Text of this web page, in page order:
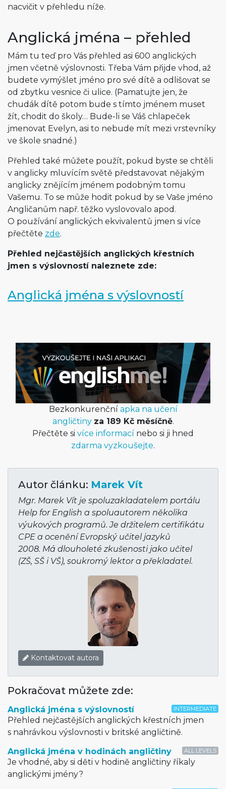
nacvičit v přehledu níže.
Anglická jména – přehled
Mám tu teď pro Vás přehled asi 600 anglických
jmen včetně výslovnosti. Třeba Vám přijde vhod, až
budete vymýšlet jméno pro své dítě a odlišovat se
od zbytku vesnice či ulice. (Pamatujte jen, že
chudák dítě potom bude s tímto jménem muset
žít, chodit do školy… Bude-li se Váš chlapeček
jmenovat Evelyn, asi to nebude mít mezi vrstevníky
ve škole snadné.)
Přehled také můžete použít, pokud byste se chtěli
v anglicky mluvícím světě představovat nějakým
anglicky znějícím jménem podobným tomu
Vašemu. To se může hodit pokud by se Vaše jméno
Angličanům např. těžko vyslovovalo apod.
O používání anglických ekvivalentů jmen si více
přečtěte zde.
Přehled nejčastějších anglických křestních
jmen s výslovností naleznete zde:
Anglická jména s výslovností
Bezkonkurenční apka na učení
angličtiny za 189 Kč měsíčně.
Přečtěte si více informací nebo si ji hned
zdarma vyzkoušejte.
Autor článku: Marek Vít
Mgr. Marek Vít je spoluzakladatelem portálu
Help for English a spoluautorem několika
výukových programů. Je držitelem certifikátu
CPE a ocenění Evropský učitel jazyků
2008. Má dlouholeté zkušenosti jako učitel
(ZŠ, SŠ i VŠ), soukromý lektor a překladatel.
Kontaktovat autora
Pokračovat můžete zde:
INTERMEDIATE
Anglická jména s výslovností
Přehled nejčastějších anglických křestních jmen
s nahrávkou výslovnosti v britské angličtině.
ALL LEVELS
Anglická jména v hodinách angličtiny
Je vhodné, aby si děti v hodině angličtiny říkaly
anglickými jmény?